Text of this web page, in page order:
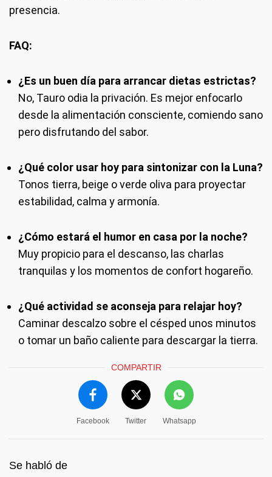
presencia.
FAQ:
¿Es un buen día para arrancar dietas estrictas?
No, Tauro odia la privación. Es mejor enfocarlo
desde la alimentación consciente, comiendo sano
pero disfrutando del sabor.
¿Qué color usar hoy para sintonizar con la Luna?
Tonos tierra, beige o verde oliva para proyectar
estabilidad, calma y armonía.
¿Cómo estará el humor en casa por la noche?
Muy propicio para el descanso, las charlas
tranquilas y los momentos de confort hogareño.
¿Qué actividad se aconseja para relajar hoy?
Caminar descalzo sobre el césped unos minutos
o tomar un baño caliente para descargar la tierra.
COMPARTIR
Facebook Twitter Whatsapp
Se habló de